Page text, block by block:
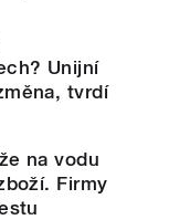
Unijní
tvrdí
na vodu
Firmy